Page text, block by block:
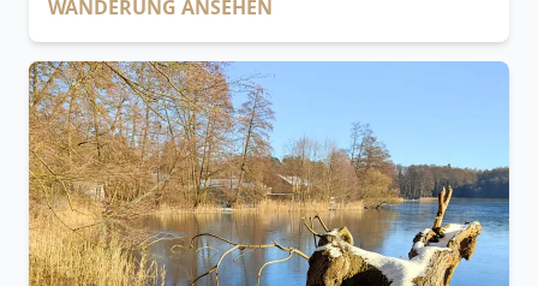
WANDERUNG ANSEHEN